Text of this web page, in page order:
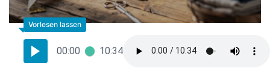
00:00 10:34